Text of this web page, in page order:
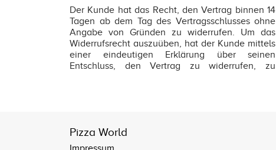
Der Kunde hat das Recht, den Vertrag binnen 14
Tagen ab dem Tag des Vertragsschlusses ohne
Angabe von Gründen zu widerrufen. Um das
Widerrufsrecht auszuüben, hat der Kunde mittels
einer eindeutigen Erklärung über seinen
Entschluss, den Vertrag zu widerrufen, zu
Pizza World